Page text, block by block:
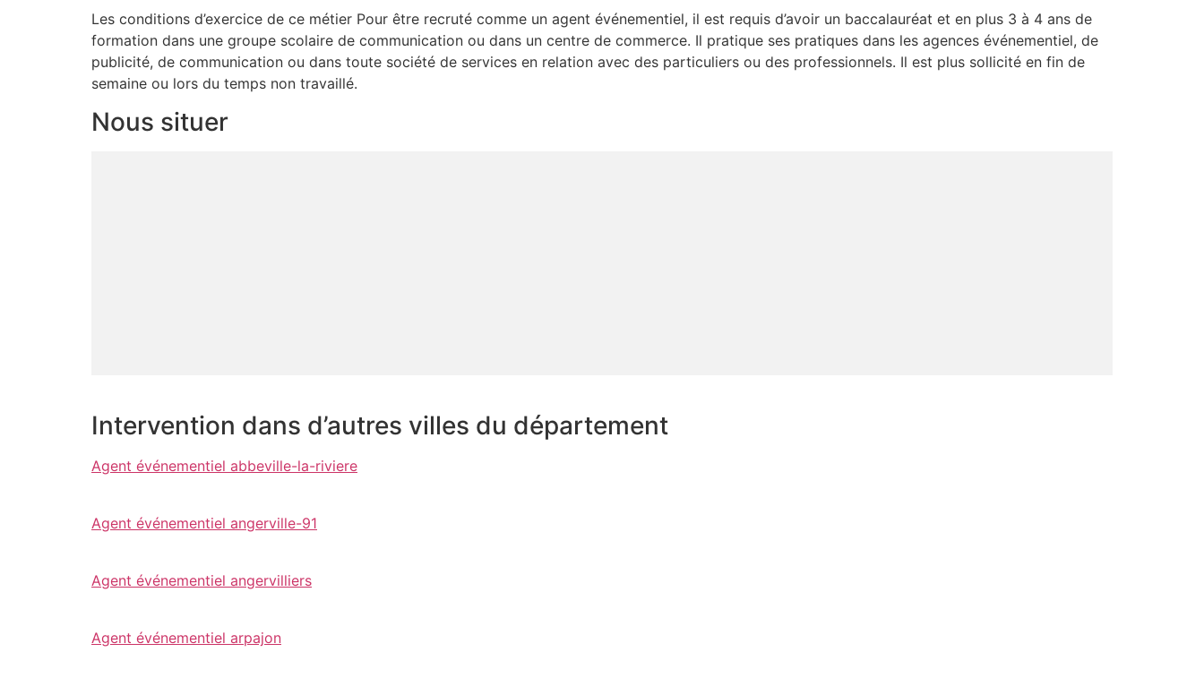
Les conditions d’exercice de ce métier Pour être recruté comme un agent événementiel, il est requis d’avoir un baccalauréat et en plus 3 à 4 ans de
formation dans une groupe scolaire de communication ou dans un centre de commerce. Il pratique ses pratiques dans les agences événementiel, de
publicité, de communication ou dans toute société de services en relation avec des particuliers ou des professionnels. Il est plus sollicité en fin de
semaine ou lors du temps non travaillé.
Nous situer
Intervention dans d’autres villes du département
Agent événementiel abbeville-la-riviere
Agent événementiel angerville-91
Agent événementiel angervilliers
Agent événementiel arpajon